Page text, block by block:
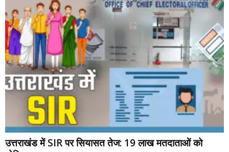
उत्तराखंड में SIR पर सियासत तेज: 19 लाख मतदाताओं को